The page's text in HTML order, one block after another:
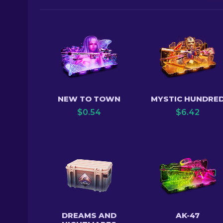
NEW TO TOWN
$0.54
MYSTIC
$6.42
DREAMS AND
AK-47